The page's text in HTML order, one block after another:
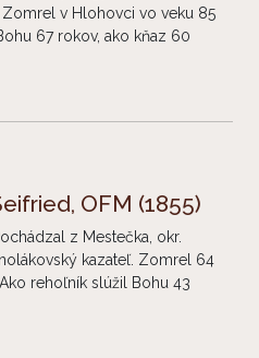
v Hlohovci vo veku 85
67 rokov, ako kňaz 60
OFM (1855)
z Mestečka, okr.
kazateľ. Zomrel 64
rehoľník slúžil Bohu 43